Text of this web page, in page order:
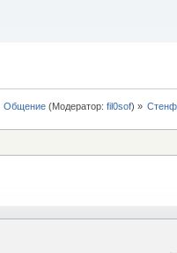
Общение(Модератор: fil0sof) »